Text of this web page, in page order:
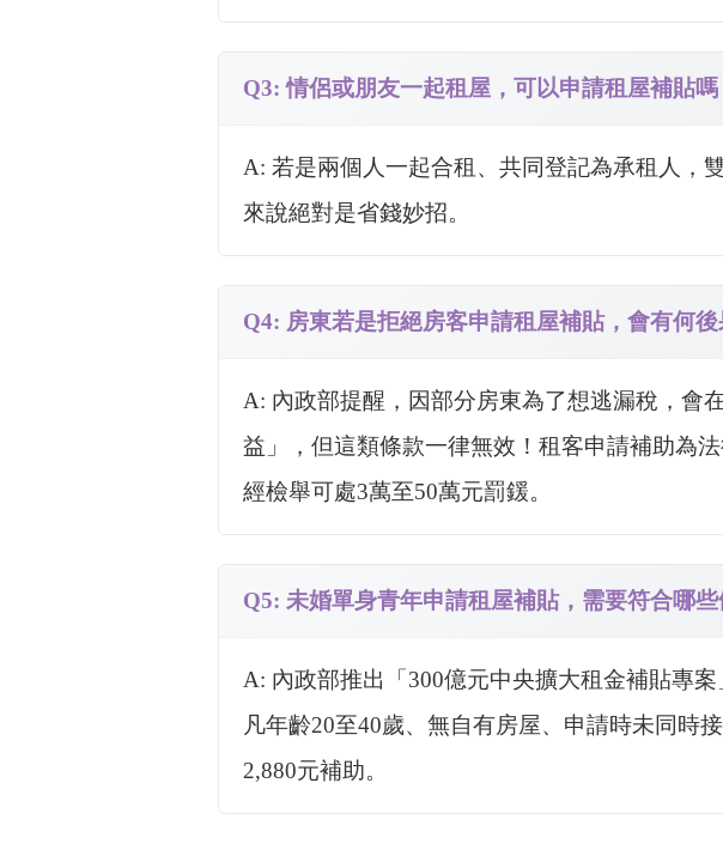
Q3: 情侶或朋友一起租屋，可以申請租屋補貼嗎
A: 若是兩個人一起合租、共同登記為承租人，
來說絕對是省錢妙招。
Q4: 房東若是拒絕房客申請租屋補貼，會有何後
A: 內政部提醒，因部分房東為了想逃漏稅，會
益」，但這類條款一律無效！租客申請補助為
經檢舉可處3萬至50萬元罰鍰。
Q5: 未婚單身青年申請租屋補貼，需要符合哪些
A: 內政部推出「300億元中央擴大租金補貼專
凡年齡20至40歲、無自有房屋、申請時未同時
2,880元補助。